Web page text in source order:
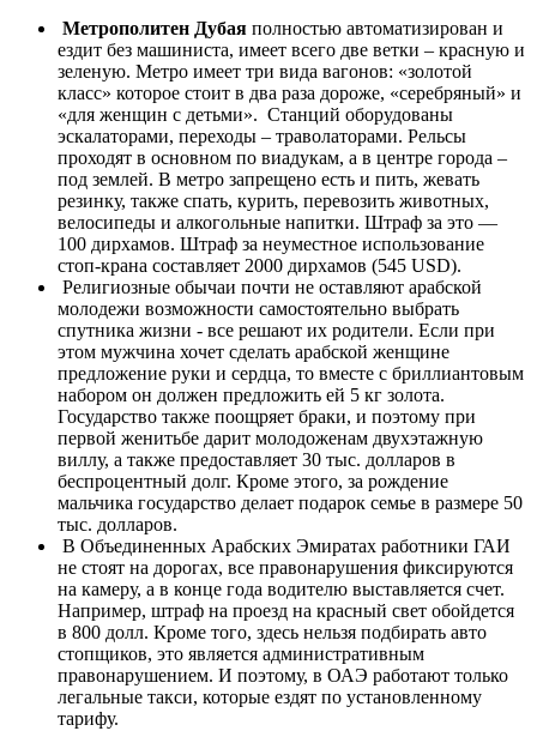
Метрополитен Дубая полностью автоматизирован и
ездит без машиниста, имеет всего две ветки – красную и
зеленую. Метро имеет три вида вагонов: «золотой
класс» которое стоит в два раза дороже, «серебряный» и
«для женщин с детьми». Станций оборудованы
эскалаторами, переходы – траволаторами. Рельсы
проходят в основном по виадукам, а в центре города –
под землей. В метро запрещено есть и пить, жевать
резинку, также спать, курить, перевозить животных,
велосипеды и алкогольные напитки. Штраф за это —
100 дирхамов. Штраф за неуместное использование
стоп-крана составляет 2000 дирхамов (545 USD).
Религиозные обычаи почти не оставляют арабской
молодежи возможности самостоятельно выбрать
спутника жизни - все решают их родители. Если при
этом мужчина хочет сделать арабской женщине
предложение руки и сердца, то вместе с бриллиантовым
набором он должен предложить ей 5 кг золота.
Государство также поощряет браки, и поэтому при
первой женитьбе дарит молодоженам двухэтажную
виллу, а также предоставляет 30 тыс. долларов в
беспроцентный долг. Кроме этого, за рождение
мальчика государство делает подарок семье в размере 50
тыс. долларов.
В Объединенных Арабских Эмиратах работники ГАИ
не стоят на дорогах, все правонарушения фиксируются
на камеру, а в конце года водителю выставляется счет.
Например, штраф на проезд на красный свет обойдется
в 800 долл. Кроме того, здесь нельзя подбирать авто
стопщиков, это является административным
правонарушением. И поэтому, в ОАЭ работают только
легальные такси, которые ездят по установленному
тарифу.